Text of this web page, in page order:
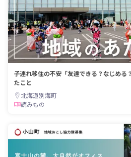
子連れ移住の不安「友達できる？なじめる
たこと
北海道別海町
読みもの